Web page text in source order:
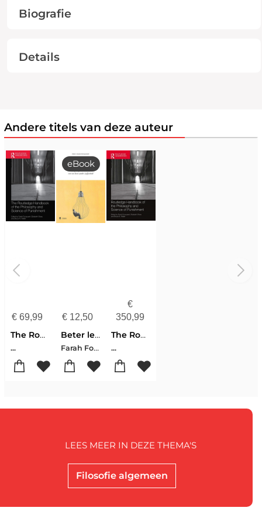
Biografie
Details
Andere titels van deze auteur
€69,99
The Routledge Handbook Of The Philosophy And Science Of Punishment
...
€12,50
eBook
Beter leven zonder vrije wil
Farah Focquaert
€
350,99
The Routledge Handbook Of The Philosophy And Science Of Punishment
...
Filosofie algemeen
LEES MEER IN DEZE THEMA'S